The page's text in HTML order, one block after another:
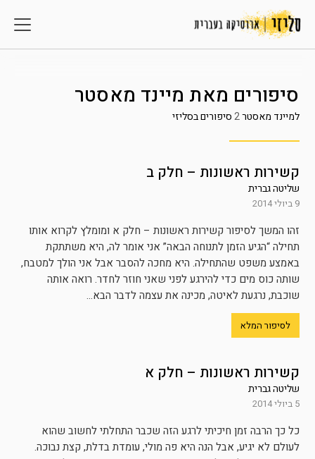
סיפורים מאת מיינד מאסטר
למיינד מאסטר2סיפורים בסליזי
קשירות ראשונות – חלק ב
שליטה גברית
9 ביולי 2014
זהו המשך לסיפור קשירות ראשונות – חלק א ומומלץ לקרוא אותו
תחילה “הגיע הזמן לתנוחה הבאה” אני אומר לה, היא משתתקת
באמצע משפט שהתחילה. היא מחכה להסבר אבל אני הולך למטבח,
שותה כוס מים כדי להירגע לפני שאני חוזר לחדר. רואה אותה
שוכבת, נרגעת לאיטה, מכינה את עצמה לדבר הבא...
לסיפור המלא
קשירות ראשונות – חלק א
שליטה גברית
5 ביולי 2014
כל כך הרבה זמן חיכיתי לרגע הזה שכבר התחלתי לחשוב שהוא
לעולם לא יגיע, אבל הנה היא פה מולי, עומדת בדלת, קצת נבוכה.